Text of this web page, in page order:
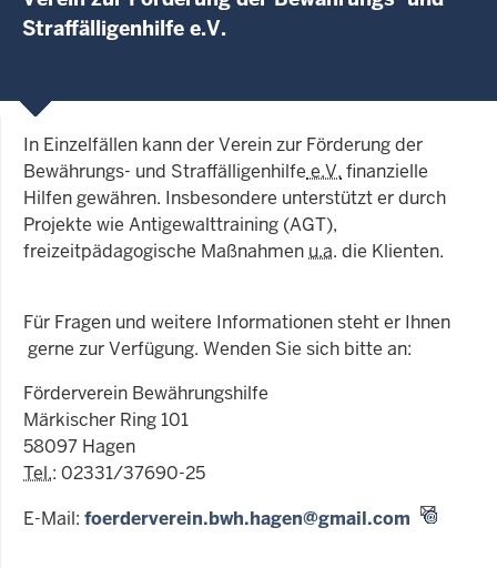
Straffälligenhilfe e.V.
In Einzelfällen kann der Verein zur Förderung der
Bewährungs- und Straffälligenhilfe e.V. finanzielle
Hilfen gewähren. Insbesondere unterstützt er durch
Projekte wie Antigewalttraining (AGT),
freizeitpädagogische Maßnahmen u.a. die Klienten.
Für Fragen und weitere Informationen steht er Ihnen
gerne zur Verfügung. Wenden Sie sich bitte an:
Förderverein Bewährungshilfe
Märkischer Ring 101
58097 Hagen
Tel.: 02331/37690-25
E-Mail: foerderverein.bwh.hagen@gmail.com